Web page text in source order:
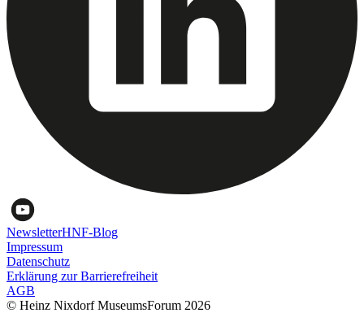
NewsletterHNF-Blog
Impressum
Datenschutz
Erklärung zur Barrierefreiheit
AGB
© Heinz Nixdorf MuseumsForum 2026